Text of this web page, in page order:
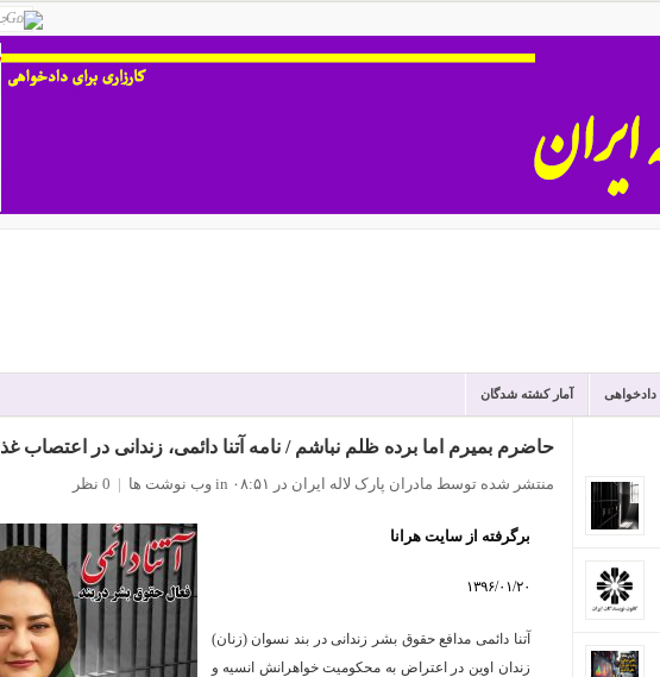
دادخواهی آمار کشته شدگان
حاضرم بمیرم اما برده ظلم نباشم / نامه آتنا دائمی، زندانی در اعتصاب غذا
منتشر شده توسط مادران پارک لاله ایران در ۰۸:۵۱ in وب نوشت ها | 0 نظر
برگرفته از سایت هرانا
۱۳۹۶/۰۱/۲۰
آتنا دائمی مدافع حقوق بشر زندانی در بند نسوان (زنان)
زندان اوین در اعتراض به محکومیت خواهرانش انسیه و